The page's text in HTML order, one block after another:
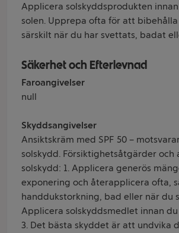
Applicera solskyddsprodukten
solen. Upprepa ofta för att
särskilt när du har svettats, badat
Säkerhet och Efterlevnad
Faroangivelser
null
Skyddsangivelser
Ansiktskräm med SPF 50 –
solskydd. Försiktighetsåtgärder och
solskydd: 1. Applicera generös
exponering och återapplicera ofta,
handdukstorkning, bad eller när du
Applicera solskyddsmedlet innan
3. Det bästa skyddet är att undvika